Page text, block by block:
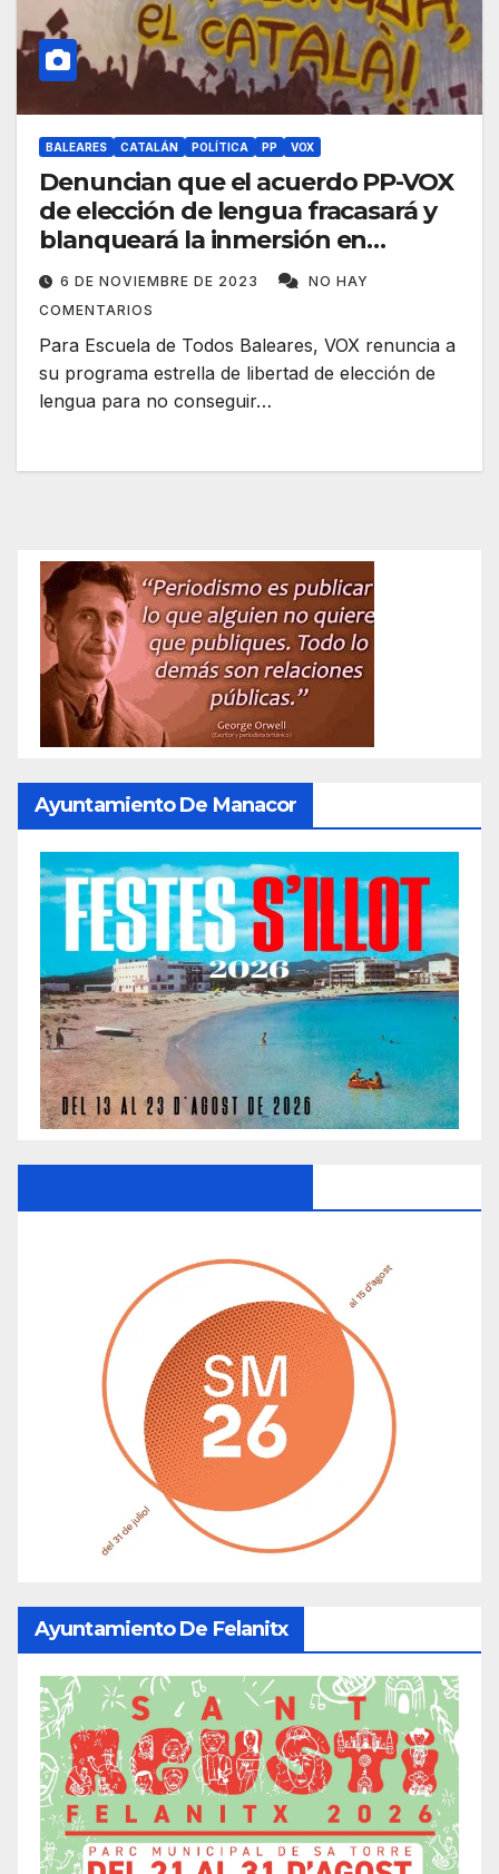
BALEARES CATALÁN POLÍTICA PP VOX
Denuncian que el acuerdo PP-VOX
de elección de lengua fracasará y
blanqueará la inmersión en
catalán
6 DE NOVIEMBRE DE 2023
NO HAY
COMENTARIOS
Para Escuela de Todos Baleares, VOX renuncia a
su programa estrella de libertad de elección de
lengua para no conseguir…
Ayuntamiento De Manacor
Ayuntamiento De Felanitx